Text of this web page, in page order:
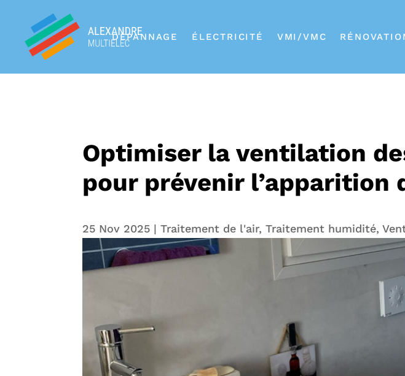
DÉPANNAGE ÉLECTRICITÉ VMI/VMC
Optimiser la ventilation
pour prévenir l’apparition
25 Nov 2025 |Traitement de l'air,Traitement humidité,